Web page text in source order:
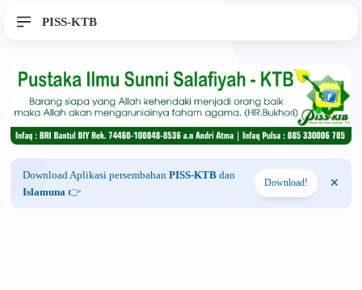
PISS-KTB
Download Aplikasi persembahan PISS-KTB dan
Islamuna 👉
Download!